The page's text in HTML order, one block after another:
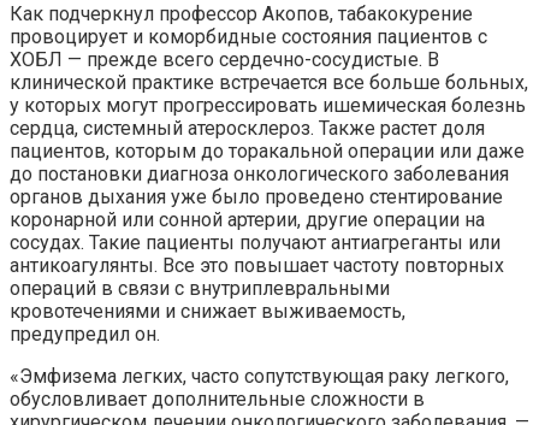
Как подчеркнул профессор Акопов, табакокурение
провоцирует и коморбидные состояния пациентов с
ХОБЛ — прежде всего сердечно-сосудистые. В
клинической практике встречается все больше больных,
у которых могут прогрессировать ишемическая болезнь
сердца, системный атеросклероз. Также растет доля
пациентов, которым до торакальной операции или даже
до постановки диагноза онкологического заболевания
органов дыхания уже было проведено стентирование
коронарной или сонной артерии, другие операции на
сосудах. Такие пациенты получают антиагреганты или
антикоагулянты. Все это повышает частоту повторных
операций в связи с внутриплевральными
кровотечениями и снижает выживаемость,
предупредил он.
«Эмфизема легких, часто сопутствующая раку легкого,
обусловливает дополнительные сложности в